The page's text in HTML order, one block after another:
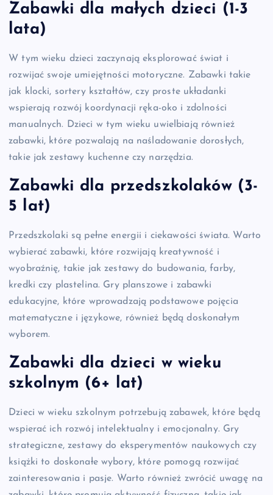
Zabawki dla małych dzieci (1-3
lata)
W tym wieku dzieci zaczynają eksplorować świat i
rozwijać swoje umiejętności motoryczne. Zabawki takie
jak klocki, sortery kształtów, czy proste układanki
wspierają rozwój koordynacji ręka-oko i zdolności
manualnych. Dzieci w tym wieku uwielbiają również
zabawki, które pozwalają na naśladowanie dorosłych,
takie jak zestawy kuchenne czy narzędzia.
Zabawki dla przedszkolaków (3-
5 lat)
Przedszkolaki są pełne energii i ciekawości świata. Warto
wybierać zabawki, które rozwijają kreatywność i
wyobraźnię, takie jak zestawy do budowania, farby,
kredki czy plastelina. Gry planszowe i zabawki
edukacyjne, które wprowadzają podstawowe pojęcia
matematyczne i językowe, również będą doskonałym
wyborem.
Zabawki dla dzieci w wieku
szkolnym (6+ lat)
Dzieci w wieku szkolnym potrzebują zabawek, które będą
wspierać ich rozwój intelektualny i emocjonalny. Gry
strategiczne, zestawy do eksperymentów naukowych czy
książki to doskonałe wybory, które pomogą rozwijać
zainteresowania i pasje. Warto również zwrócić uwagę na